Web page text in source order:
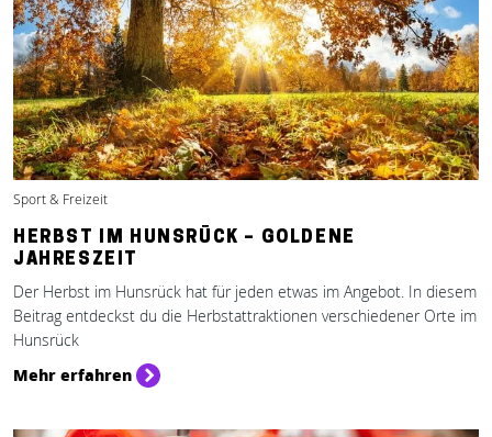
Sport & Freizeit
HERBST IM HUNSRÜCK – GOLDENE
JAHRESZEIT
Der Herbst im Hunsrück hat für jeden etwas im Angebot. In diesem
Beitrag entdeckst du die Herbstattraktionen verschiedener Orte im
Hunsrück
Mehr erfahren